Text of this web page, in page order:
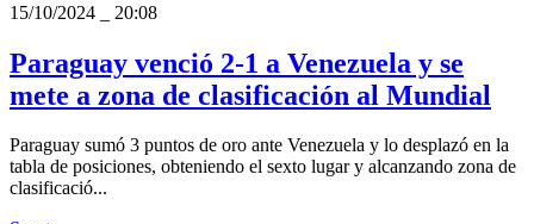
15/10/2024
20:08
Paraguay venció 2-1 a Venezuela y se
mete a zona de clasificación al Mundial
Paraguay sumó 3 puntos de oro ante Venezuela y lo desplazó en la
tabla de posiciones, obteniendo el sexto lugar y alcanzando zona de
clasificació...